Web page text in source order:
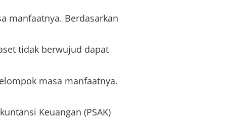
manfaatnya. Berdasarkan
tidak berwujud dapat
masa manfaatnya.
Keuangan (PSAK)